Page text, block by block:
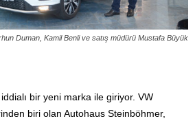
Duman, Kamil Benli ve satış müdürü Mustafa Büyük
bir yeni marka ile giriyor. VW
biri olan Autohaus Steinböhmer,